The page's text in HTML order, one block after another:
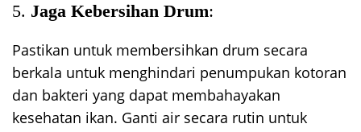
5. Jaga Kebersihan Drum:
Pastikan untuk membersihkan drum secara
berkala untuk menghindari penumpukan kotoran
dan bakteri yang dapat membahayakan
kesehatan ikan. Ganti air secara rutin untuk